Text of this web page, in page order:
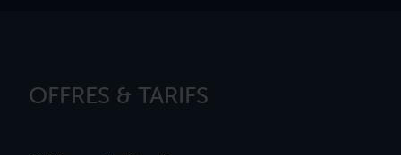
OFFRES & TARIFS